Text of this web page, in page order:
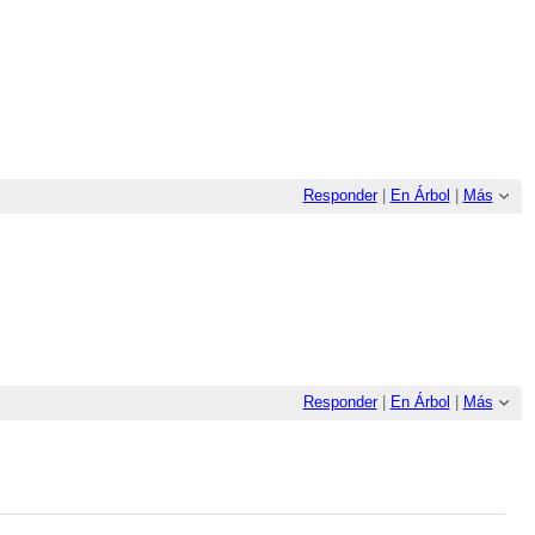
Responder| En Árbol Más
Responder| En Árbol Más